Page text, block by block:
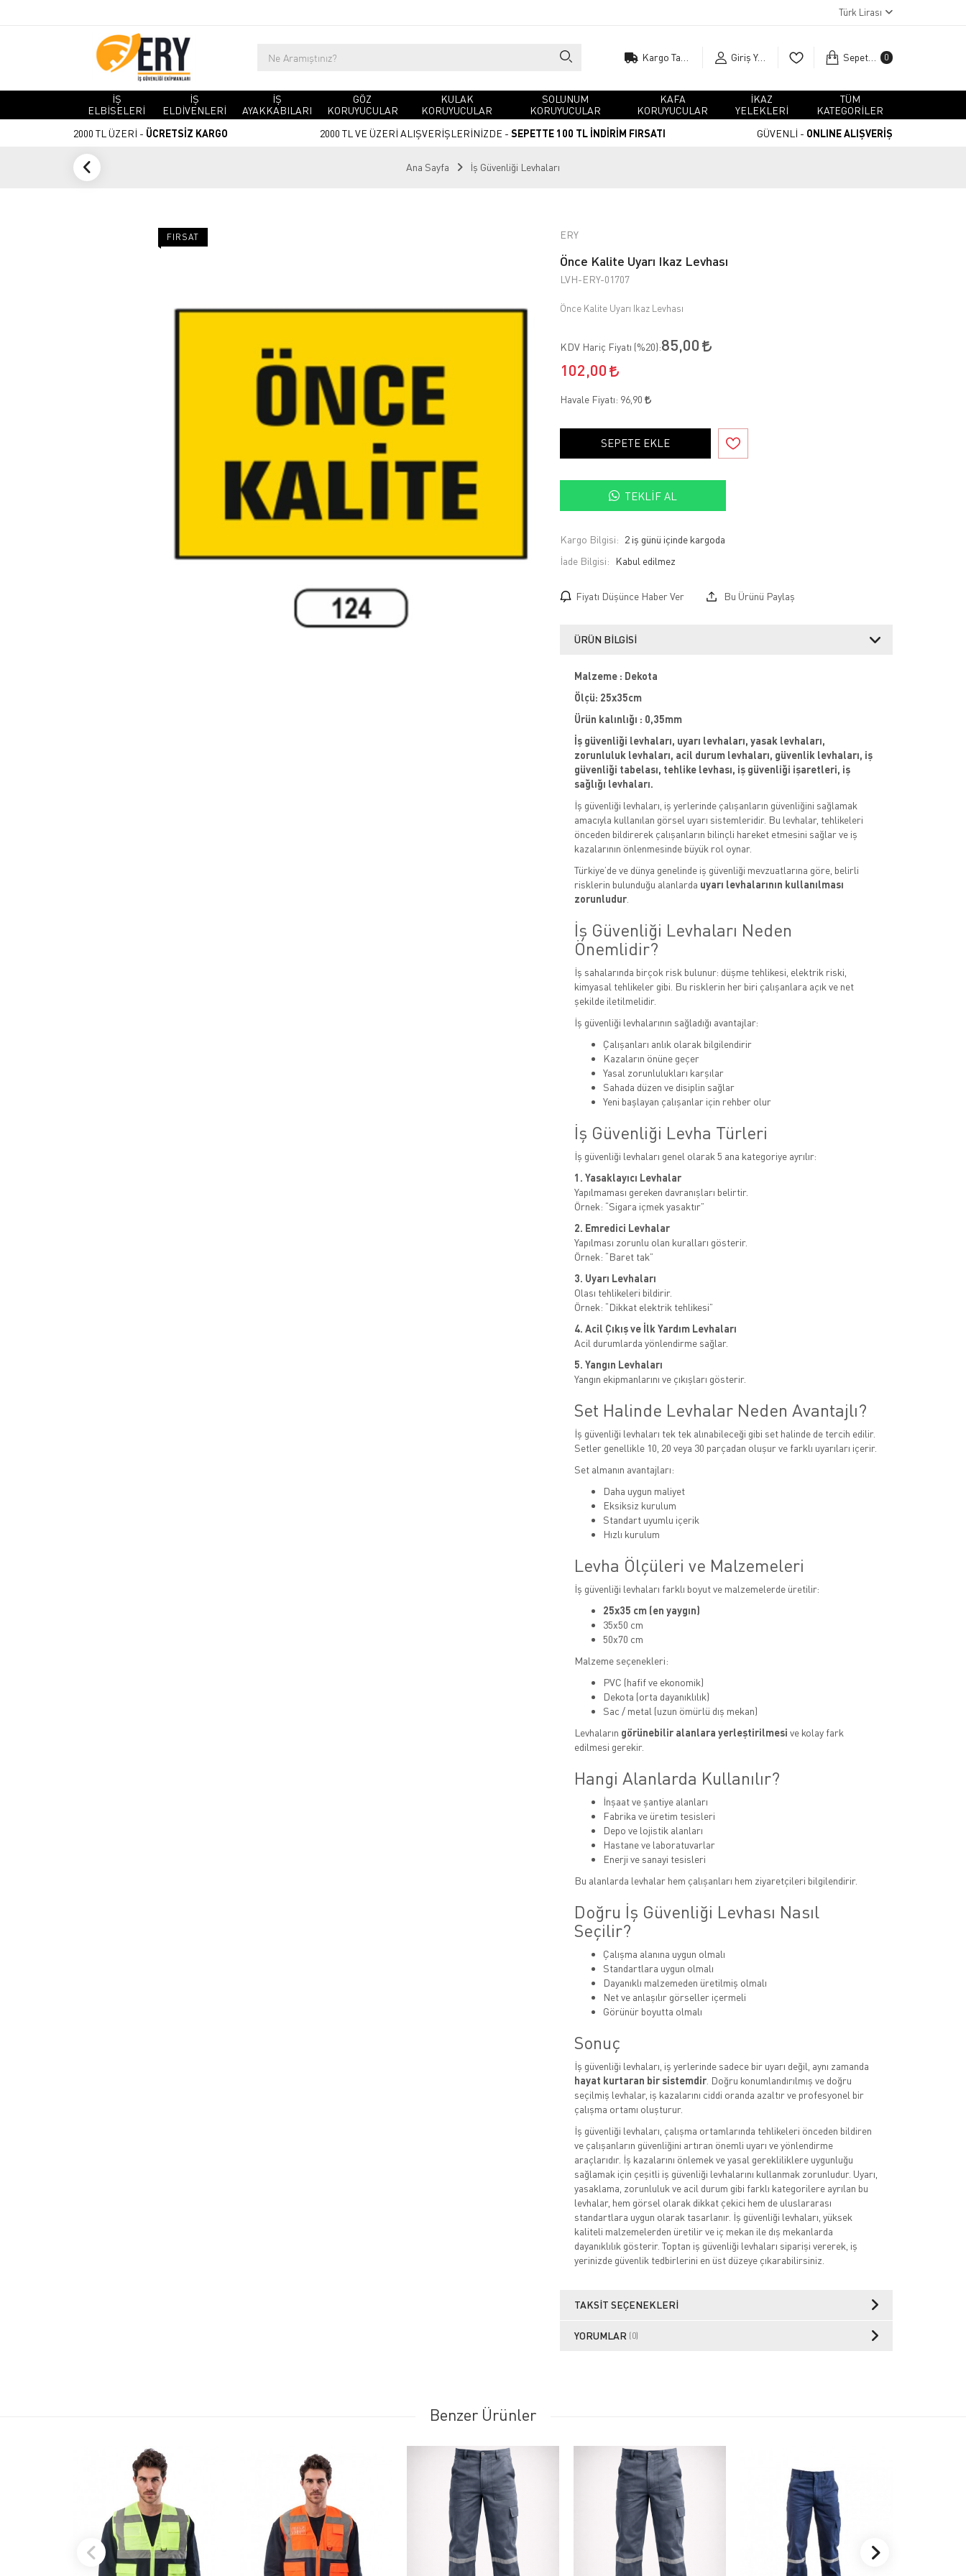
Türk Lirası
Giriş Yap Sepetim 0
İŞ
ELBİSELERİ
İŞ
ELDİVENLERİ
İŞ
AYAKKABILARI
GÖZ
KORUYUCULAR
KULAK
KORUYUCULAR
SOLUNUM
KORUYUCULAR
KAFA
KORUYUCULAR
İKAZ
YELEKLERİ
TÜM
KATEGORİLER
2000 TL ÜZERİ - ÜCRETSİZ KARGO 2000 TL VE ÜZERİ ALIŞVERİŞLERİNİZDE - SEPETTE 100 TL İNDİRİM FIRSATI GÜVENLİ - ONLINE ALIŞVERİŞ
Ana Sayfa İş Güvenliği Levhaları
FIRSAT ERY
Önce Kalite Uyarı Ikaz Levhası
LVH-ERY-01707
Önce Kalite Uyarı Ikaz Levhası
KDV Hariç Fiyatı (%20):85,00
102,00
Havale Fiyatı: 96,90
SEPETE EKLE
TEKLIF AL
Kargo Bilgisi: 2 iş günü içinde kargoda
İade Bilgisi:
Fiyatı Düşünce Haber Ver Bu Ürünü Paylaş
ÜRÜN BILGISI
Malzeme : Dekota
Ölçü: 25x35cm
Ürün kalınlığı : 0,35mm
İş güvenliği levhaları, uyarı levhaları, yasak levhaları,
zorunluluk levhaları, acil durum levhaları, güvenlik levhaları, iş
güvenliği tabelası, tehlike levhası, iş güvenliği işaretleri, iş
sağlığı levhaları.
İş güvenliği levhaları, iş yerlerinde çalışanların güvenliğini sağlamak
amacıyla kullanılan görsel uyarı sistemleridir. Bu levhalar, tehlikeleri
önceden bildirerek çalışanların bilinçli hareket etmesini sağlar ve iş
kazalarının önlenmesinde büyük rol oynar.
Türkiye’de ve dünya genelinde iş güvenliği mevzuatlarına göre, belirli
risklerin bulunduğu alanlarda uyarı levhalarının kullanılması
zorunludur.
İş Güvenliği Levhaları Neden
Önemlidir?
İş sahalarında birçok risk bulunur: düşme tehlikesi, elektrik riski,
kimyasal tehlikeler gibi. Bu risklerin her biri çalışanlara açık ve net
şekilde iletilmelidir.
İş güvenliği levhalarının sağladığı avantajlar:
Çalışanları anlık olarak bilgilendirir
Kazaların önüne geçer
Yasal zorunlulukları karşılar
Sahada düzen ve disiplin sağlar
Yeni başlayan çalışanlar için rehber olur
İş Güvenliği Levha Türleri
İş güvenliği levhaları genel olarak 5 ana kategoriye ayrılır:
1. Yasaklayıcı Levhalar
Yapılmaması gereken davranışları belirtir.
Örnek: “Sigara içmek yasaktır”
2. Emredici Levhalar
Yapılması zorunlu olan kuralları gösterir.
Örnek: “Baret tak”
3. Uyarı Levhaları
Olası tehlikeleri bildirir.
Örnek: “Dikkat elektrik tehlikesi”
4. Acil Çıkış ve İlk Yardım Levhaları
Acil durumlarda yönlendirme sağlar.
5. Yangın Levhaları
Yangın ekipmanlarını ve çıkışları gösterir.
Set Halinde Levhalar Neden Avantajlı?
İş güvenliği levhaları tek tek alınabileceği gibi set halinde de tercih edilir.
Setler genellikle 10, 20 veya 30 parçadan oluşur ve farklı uyarıları içerir.
Set almanın avantajları:
Daha uygun maliyet
Eksiksiz kurulum
Standart uyumlu içerik
Hızlı kurulum
Levha Ölçüleri ve Malzemeleri
İş güvenliği levhaları farklı boyut ve malzemelerde üretilir:
25x35 cm (en yaygın)
35x50 cm
50x70 cm
Malzeme seçenekleri:
PVC (hafif ve ekonomik)
Dekota (orta dayanıklılık)
Sac / metal (uzun ömürlü dış mekan)
Levhaların görünebilir alanlara yerleştirilmesi ve kolay fark
edilmesi gerekir.
Hangi Alanlarda Kullanılır?
İnşaat ve şantiye alanları
Fabrika ve üretim tesisleri
Depo ve lojistik alanları
Hastane ve laboratuvarlar
Enerji ve sanayi tesisleri
Bu alanlarda levhalar hem çalışanları hem ziyaretçileri bilgilendirir.
Doğru İş Güvenliği Levhası Nasıl
Seçilir?
Çalışma alanına uygun olmalı
Standartlara uygun olmalı
Dayanıklı malzemeden üretilmiş olmalı
Net ve anlaşılır görseller içermeli
Görünür boyutta olmalı
Sonuç
İş güvenliği levhaları, iş yerlerinde sadece bir uyarı değil, aynı zamanda
hayat kurtaran bir sistemdir. Doğru konumlandırılmış ve doğru
seçilmiş levhalar, iş kazalarını ciddi oranda azaltır ve profesyonel bir
çalışma ortamı oluşturur.
İş güvenliği levhaları, çalışma ortamlarında tehlikeleri önceden bildiren
ve çalışanların güvenliğini artıran önemli uyarı ve yönlendirme
araçlarıdır. İş kazalarını önlemek ve yasal gerekliliklere uygunluğu
sağlamak için çeşitli iş güvenliği levhalarını kullanmak zorunludur. Uyarı,
yasaklama, zorunluluk ve acil durum gibi farklı kategorilere ayrılan bu
levhalar, hem görsel olarak dikkat çekici hem de uluslararası
standartlara uygun olarak tasarlanır. İş güvenliği levhaları, yüksek
kaliteli malzemelerden üretilir ve iç mekan ile dış mekanlarda
dayanıklılık gösterir. Toptan iş güvenliği levhaları siparişi vererek, iş
yerinizde güvenlik tedbirlerini en üst düzeye çıkarabilirsiniz.
TAKSIT SEÇENEKLERI
YORUMLAR (0)
Benzer Ürünler